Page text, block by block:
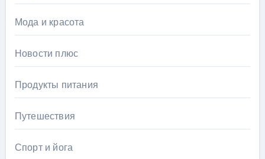
Мода и красота
Новости плюс
Продукты питания
Путешествия
Спорт и йога